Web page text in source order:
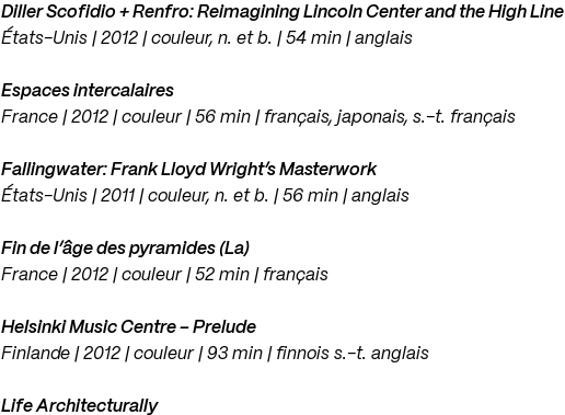
Diller Scofidio + Renfro: Reimagining Lincoln Center and the High Line
États-Unis | 2012 | couleur, n. et b. | 54 min | anglais
Espaces intercalaires
France | 2012 | couleur | 56 min | français, japonais, s.-t. français
Fallingwater: Frank Lloyd Wright’s Masterwork
États-Unis | 2011 | couleur, n. et b. | 56 min | anglais
Fin de l’âge des pyramides (La)
France | 2012 | couleur | 52 min | français
Helsinki Music Centre – Prelude
Finlande | 2012 | couleur | 93 min | finnois s.-t. anglais
Life Architecturally